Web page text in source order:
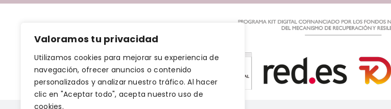
Valoramos tu privacidad
Utilizamos cookies para mejorar su experiencia de
navegación, ofrecer anuncios o contenido
personalizados y analizar nuestro tráfico. Al hacer
clic en "Aceptar todo", acepta nuestro uso de
cookies.